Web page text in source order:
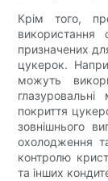
Крім того,
використання
призначених
цукерок.
можуть
покриття
зовнішнього
охолодження
контролю
та інших